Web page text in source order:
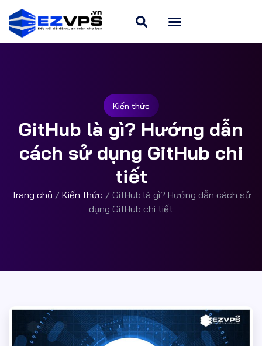
Kiến thức
GitHub là gì? Hướng dẫn
cách sử dụng GitHub chi
tiết
Trang chủ / Kiến thức / GitHub là gì? Hướng dẫn cách sử
dụng GitHub chi tiết